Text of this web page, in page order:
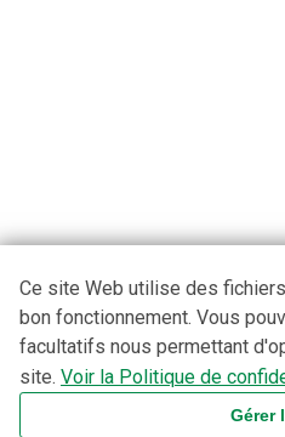
Ce site Web utilise des
bon fonctionnement. Vous
facultatifs nous permettant
site. Voir la Politique de
Gérer